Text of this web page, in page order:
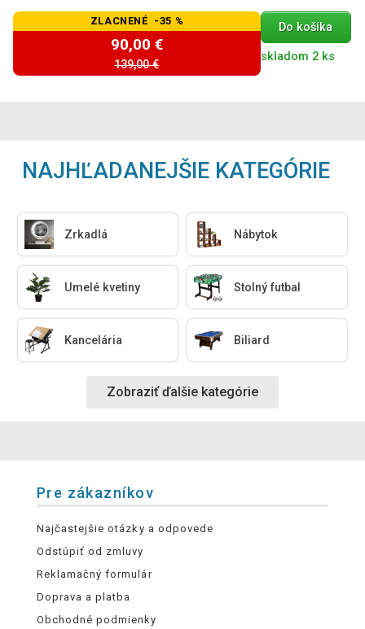
ZLACNENÉ -35 %
90,00 €
139,00 €
Do košíka
skladom 2 ks
NAJHĽADANEJŠIE KATEGÓRIE
Zrkadlá Nábytok
Umelé kvetiny Stolný futbal
Kancelária Biliard
Zobraziť ďalšie kategórie
Pre zákazníkov
Najčastejšie otázky a odpovede
Odstúpiť od zmluvy
Reklamačný formulár
Doprava a platba
Obchodné podmienky